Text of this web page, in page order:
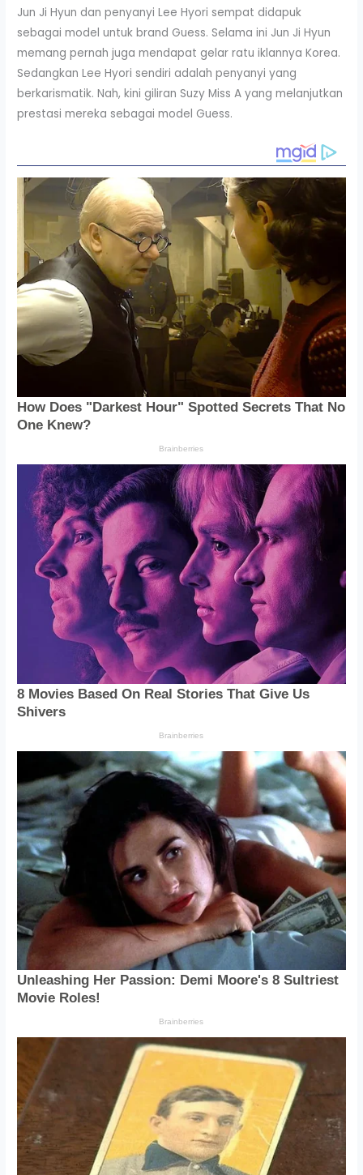
Jun Ji Hyun dan penyanyi Lee Hyori sempat didapuk
sebagai model untuk brand Guess. Selama ini Jun Ji Hyun
memang pernah juga mendapat gelar ratu iklannya Korea.
Sedangkan Lee Hyori sendiri adalah penyanyi yang
berkarismatik. Nah, kini giliran Suzy Miss A yang melanjutkan
prestasi mereka sebagai model Guess.